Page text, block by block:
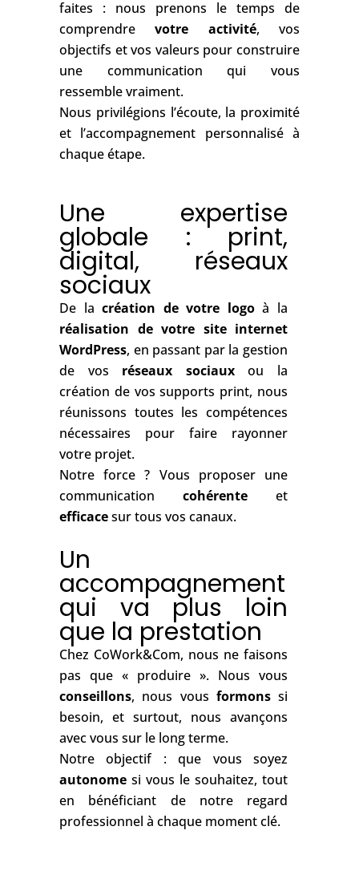
compte. Ici, pas de solutions toutes
faites : nous prenons le temps de
comprendre votre activité, vos
objectifs et vos valeurs pour construire
une communication qui vous
ressemble vraiment.
Nous privilégions l’écoute, la proximité
et l’accompagnement personnalisé à
Une expertise
globale : print,
digital, réseaux
sociaux
De lacréation de votre logoà la
réalisation de votre site internet
WordPress, en passant par la gestion
de vosréseaux sociauxou la
création de vos supports print, nous
réunissons toutes les compétences
nécessaires pour faire rayonner
votre projet.
Notre force ? Vous proposer une
communicationcohérente
Un
accompagnement
qui va plus loin
que la prestation
Chez CoWork&Com, nous ne faisons
pas que « produire ». Nous vous
conseillons , nous vousformonssi
besoin, et surtout, nous avançons
avec vous sur le long terme.
Notre objectif : que vous soyez
autonomesi vous le souhaitez, tout
en bénéficiant de notre regard